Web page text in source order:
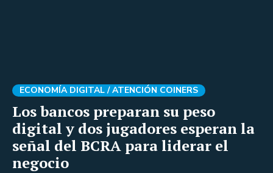
Los bancos preparan su peso
digital y dos jugadores esperan la
señal del BCRA para liderar el
negocio
ECONOMÍA DIGITAL /ATENCIÓN COINERS